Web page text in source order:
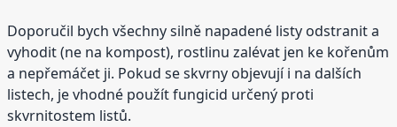
Doporučil bych všechny silně napadené listy odstranit a
vyhodit (ne na kompost), rostlinu zalévat jen ke kořenům
a nepřemáčet ji. Pokud se skvrny objevují i na dalších
listech, je vhodné použít fungicid určený proti
skvrnitostem listů.